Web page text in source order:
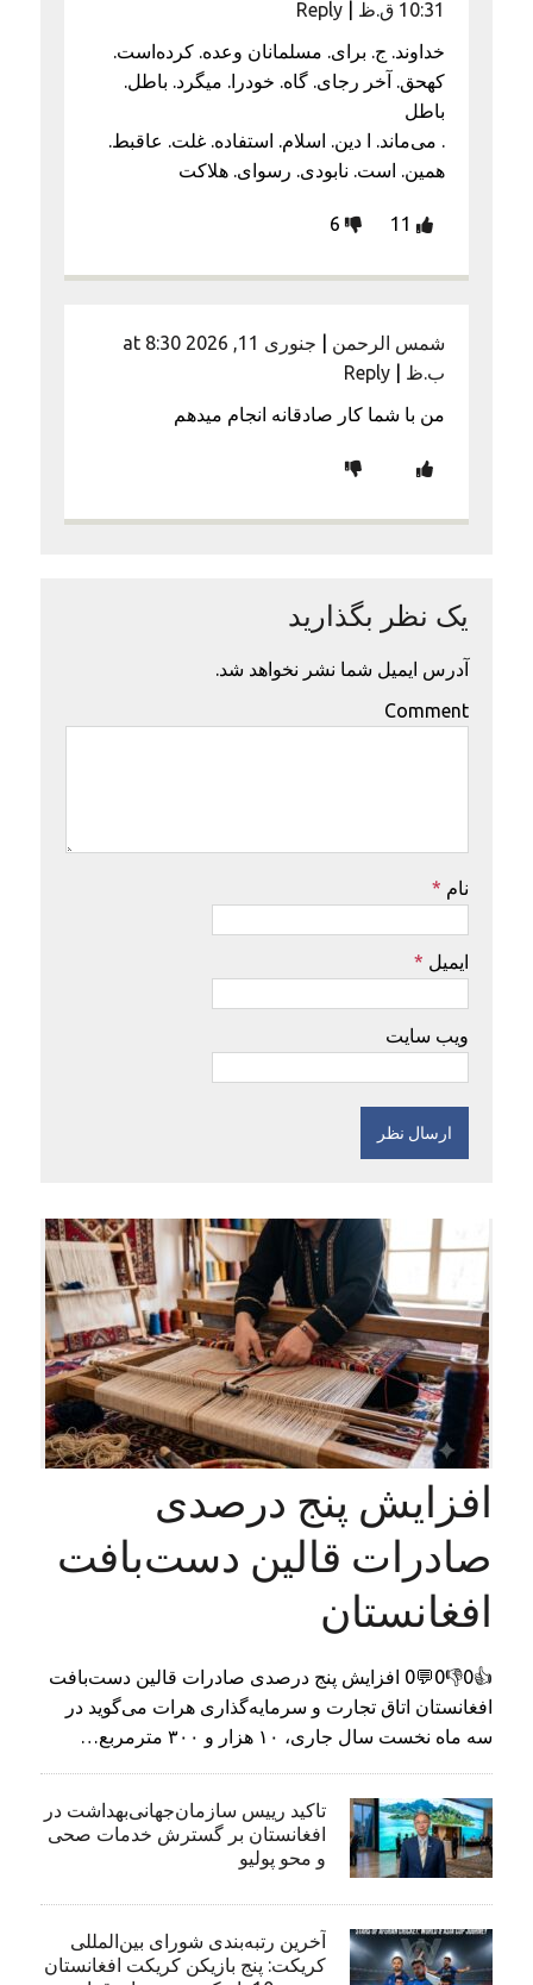
10:31 ق.ظ
Reply
خداوند. ج. برای. مسلمانان وعده. کرده‌است.
کهحق. آخر رجای. گاه. خودرا. میگرد. باطل.
باطل
. می‌ماند. ا دین. اسلام. استفاده. غلت. عاقبط.
همین. است. نابودی. رسوای. هلاکت
11
6
شمس الرحمن
جنوری 11, 2026 at 8:30
ب.ظ
Reply
من با شما کار صادقانه انجام میدهم
یک نظر بگذارید
آدرس ایمیل شما نشر نخواهد شد.
Comment
نام *
ایمیل *
ویب سایت
افزایش پنج درصدی
صادرات قالین دست‌بافت
افغانستان
👍0👎0💬0 افزایش پنج درصدی صادرات قالین دست‌بافت
افغانستان اتاق تجارت و سرمایه‌گذاری هرات می‌گوید در
سه ماه نخست سال جاری، ۱۰ هزار و ۳۰۰ مترمربع…
تاکید رییس سازمان‌جهانی‌بهداشت در
افغانستان بر گسترش خدمات صحی
و محو پولیو
آخرین رتبه‌بندی شورای بین‌المللی
کریکت: پنج بازیکن کریکت افغانستان